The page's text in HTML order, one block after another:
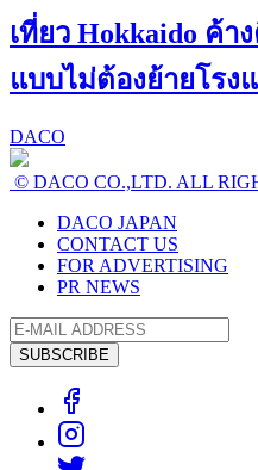
เที่ยว Hokkaido ค้า
แบบไม่ต้องย้ายโรง
DACO
© DACO CO.,LTD. ALL
DACO JAPAN
CONTACT US
FOR ADVERTISING
PR NEWS